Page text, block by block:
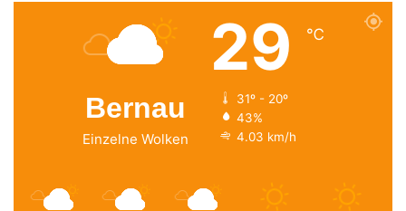
Bernau
Einzelne Wolken
29 ℃
31º - 20º
43%
4.03 km/h